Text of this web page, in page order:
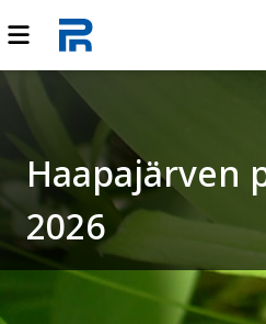
Haapajärven
2026